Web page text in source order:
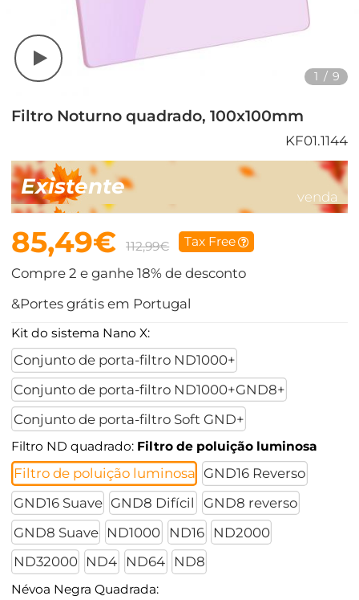
1 / 9
Filtro Noturno quadrado, 100x100mm
KF01.1144
Existente venda
85,49€ 112,99€ Tax Free
Compre 2 e ganhe 18% de desconto
&Portes grátis em Portugal
Kit do sistema Nano X:
Conjunto de porta-filtro ND1000+
Conjunto de porta-filtro ND1000+GND8+
Conjunto de porta-filtro Soft GND+
Filtro ND quadrado: Filtro de poluição luminosa
Filtro de poluição luminosa GND16 Reverso
GND16 Suave GND8 Difícil
GND8 reverso
GND8 Suave
ND1000 ND16
ND2000
ND32000
ND4 ND64 ND8
Névoa Negra Quadrada: